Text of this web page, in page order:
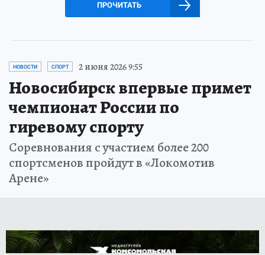
ПРОЧИТАТЬ
НОВОСТИ СПОРТ 2 июня 2026 9:55
Новосибирск впервые примет
чемпионат России по
гиревому спорту
Соревнования с участием более 200
спортсменов пройдут в «Локомотив
Арене»